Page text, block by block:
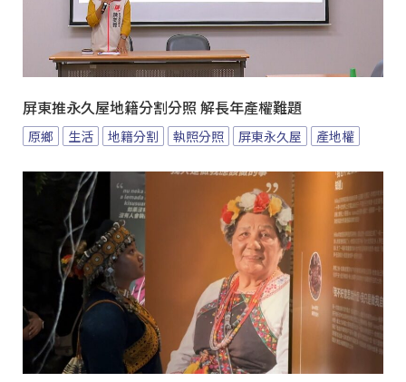
屏東推永久屋地籍分割分照 解長年產權難題
原鄉 生活 地籍分割 執照分照 屏東永久屋 產地權